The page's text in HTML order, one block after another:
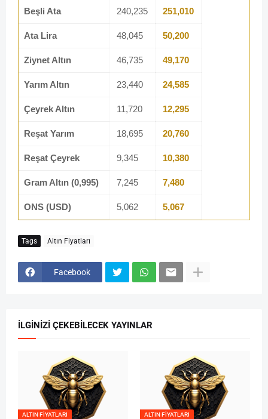
Beşli Ata 240,235 251,010
Ata Lira 48,045 50,200
Ziynet Altın 46,735 49,170
Yarım Altın 23,440 24,585
Çeyrek Altın 11,720 12,295
Reşat Yarım 18,695 20,760
Reşat Çeyrek 9,345 10,380
Gram Altın (0,995) 7,245 7,480
ONS (USD) 5,062 5,067
Tags Altın Fiyatları
Facebook
İLGINIZI ÇEKEBILECEK YAYINLAR
ALTIN FIYATLARI ALTIN FIYATLARI